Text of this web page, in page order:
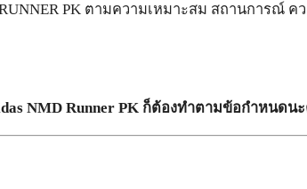
PK ตามความเหมาะสม สถานการณ์
NMD Runner PK ก็ต้องทำตามข้อกำหนดน